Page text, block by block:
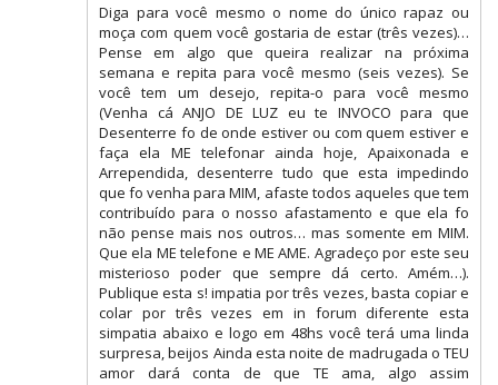
Diga para você mesmo o nome do único rapaz ou
moça com quem você gostaria de estar (três vezes)…
Pense em algo que queira realizar na próxima
semana e repita para você mesmo (seis vezes). Se
você tem um desejo, repita-o para você mesmo
(Venha cá ANJO DE LUZ eu te INVOCO para que
Desenterre fo de onde estiver ou com quem estiver e
faça ela ME telefonar ainda hoje, Apaixonada e
Arrependida, desenterre tudo que esta impedindo
que fo venha para MIM, afaste todos aqueles que tem
contribuído para o nosso afastamento e que ela fo
não pense mais nos outros… mas somente em MIM.
Que ela ME telefone e ME AME. Agradeço por este seu
misterioso poder que sempre dá certo. Amém…).
Publique esta s! impatia por três vezes, basta copiar e
colar por três vezes em in forum diferente esta
simpatia abaixo e logo em 48hs você terá uma linda
surpresa, beijos Ainda esta noite de madrugada o TEU
amor dará conta de que TE ama, algo assim